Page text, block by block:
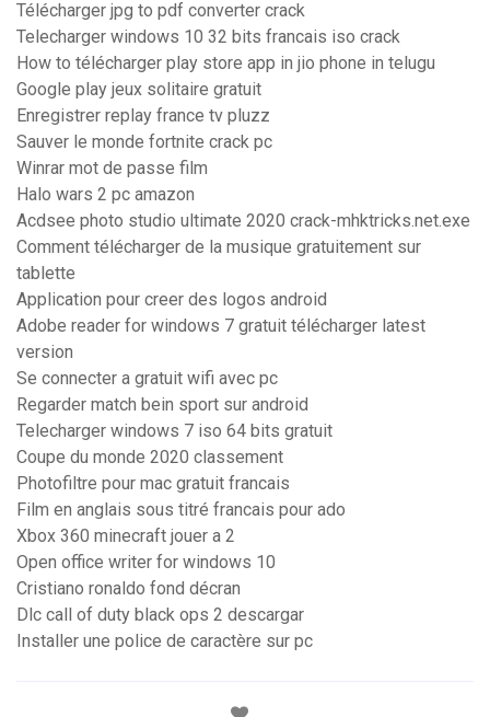
Télécharger jpg to pdf converter crack
Telecharger windows 10 32 bits francais iso crack
How to télécharger play store app in jio phone in telugu
Google play jeux solitaire gratuit
Enregistrer replay france tv pluzz
Sauver le monde fortnite crack pc
Winrar mot de passe film
Halo wars 2 pc amazon
Acdsee photo studio ultimate 2020 crack-mhktricks.net.exe
Comment télécharger de la musique gratuitement sur
tablette
Application pour creer des logos android
Adobe reader for windows 7 gratuit télécharger latest
version
Se connecter a gratuit wifi avec pc
Regarder match bein sport sur android
Telecharger windows 7 iso 64 bits gratuit
Coupe du monde 2020 classement
Photofiltre pour mac gratuit francais
Film en anglais sous titré francais pour ado
Xbox 360 minecraft jouer a 2
Open office writer for windows 10
Cristiano ronaldo fond décran
Dlc call of duty black ops 2 descargar
Installer une police de caractère sur pc